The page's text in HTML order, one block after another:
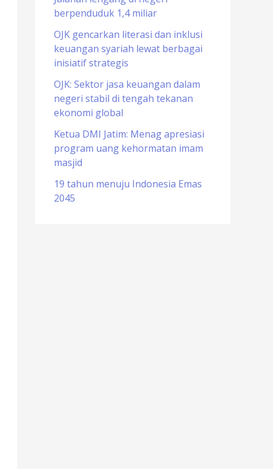
o
r
:
berpenduduk 1,4 miliar
OJK gencarkan literasi dan inklusi
keuangan syariah lewat berbagai
inisiatif strategis
OJK: Sektor jasa keuangan dalam
negeri stabil di tengah tekanan
ekonomi global
Ketua DMI Jatim: Menag apresiasi
program uang kehormatan imam
masjid
19 tahun menuju Indonesia Emas
2045